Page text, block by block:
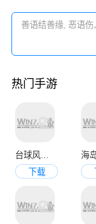
热门手游
台球风云手机版
下载